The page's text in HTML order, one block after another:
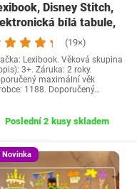
Disney Stitch,
bílá tabule,
(19×)
Lexibook. Věková skupina
3+. Záruka: 2 roky.
maximální věk
1188. Doporučený…
Poslední 2 kusy skladem
Novinka